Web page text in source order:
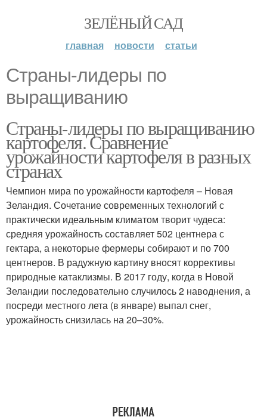
ЗЕЛЁНЫЙ САД
главная новости статьи
Страны-лидеры по
выращиванию
Страны-лидеры по выращиванию
картофеля. Сравнение
урожайности картофеля в разных
странах
Чемпион мира по урожайности картофеля – Новая
Зеландия. Сочетание современных технологий с
практически идеальным климатом творит чудеса:
средняя урожайность составляет 502 центнера с
гектара, а некоторые фермеры собирают и по 700
центнеров. В радужную картину вносят коррективы
природные катаклизмы. В 2017 году, когда в Новой
Зеландии последовательно случилось 2 наводнения, а
посреди местного лета (в январе) выпал снег,
урожайность снизилась на 20–30%.